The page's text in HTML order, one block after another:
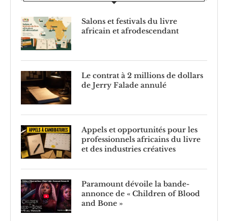
Salons et festivals du livre
africain et afrodescendant
Le contrat à 2 millions de dollars
de Jerry Falade annulé
Appels et opportunités pour les
professionnels africains du livre
et des industries créatives
Paramount dévoile la bande-
annonce de « Children of Blood
and Bone »